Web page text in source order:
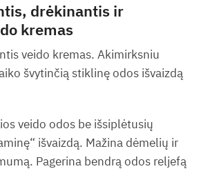
drėkinantis ir
kremas
veido kremas. Akimirksniu
švytinčią stiklinę odos išvaizdą
veido odos be išsiplėtusių
išvaizdą. Mažina dėmelių ir
Pagerina bendrą odos reljefą